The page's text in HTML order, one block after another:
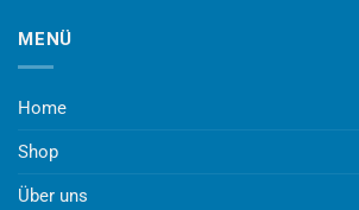
MENÜ
Home
Shop
Über uns